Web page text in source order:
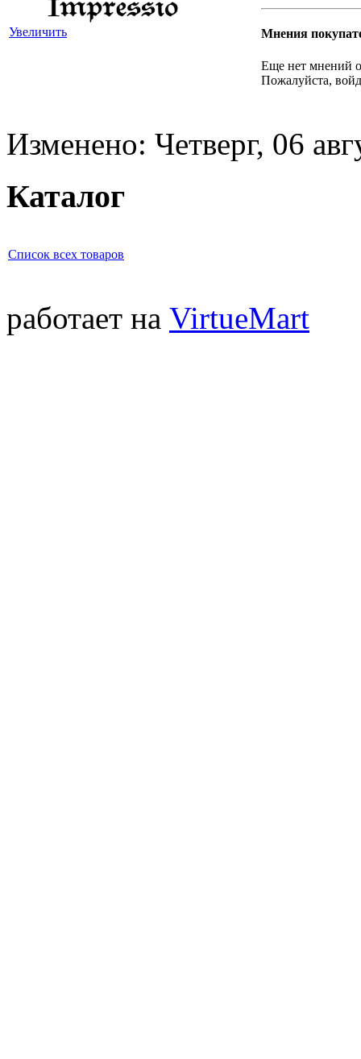
Увеличить Мнения
Еще нет мнений
Пожалуйста,
Изменено: Четверг, 06
Каталог
Список всех товаров
работает на VirtueMart